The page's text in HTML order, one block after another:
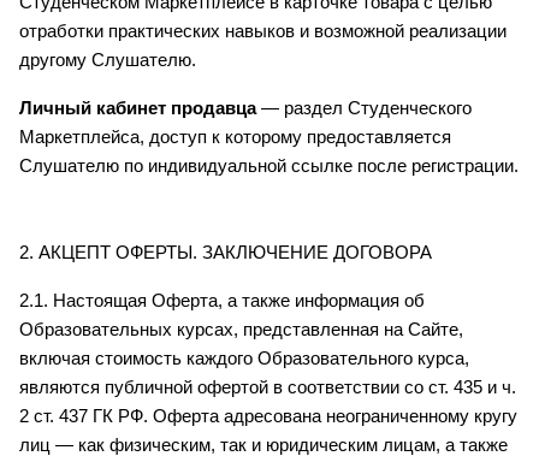
отработки практических навыков и возможной реализации
другому Слушателю.
Личный кабинет продавца — раздел Студенческого
Маркетплейса, доступ к которому предоставляется
Слушателю по индивидуальной ссылке после регистрации.
2. АКЦЕПТ ОФЕРТЫ. ЗАКЛЮЧЕНИЕ ДОГОВОРА
2.1. Настоящая Оферта, а также информация об
Образовательных курсах, представленная на Сайте,
включая стоимость каждого Образовательного курса,
являются публичной офертой в соответствии со ст. 435 и ч.
2 ст. 437 ГК РФ. Оферта адресована неограниченному кругу
лиц — как физическим, так и юридическим лицам, а также